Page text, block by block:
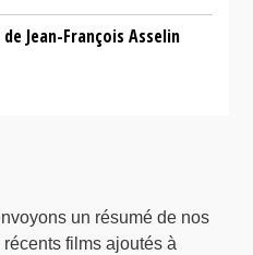
Jean-François Asselin
un résumé de nos
films ajoutés à